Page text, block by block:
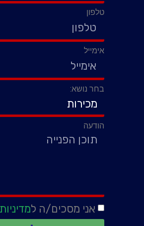
טלפון
אימייל
בחר נושא:
הודעה
אני מסכים/ה ל